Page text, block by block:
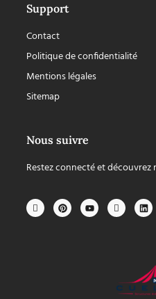
Support
Contact
Politique de confidentialité
Mentions légales
Sitemap
Nous suivre
Restez connecté et